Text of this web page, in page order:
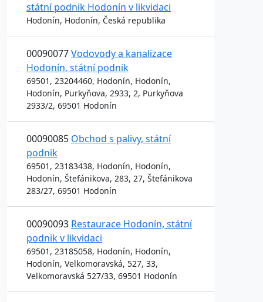
státní podnik Hodonín v likvidaci
Hodonín, Hodonín, Česká republika
00090077Vodovody a kanalizace
Hodonín, státní podnik
69501, 23204460, Hodonín, Hodonín,
Hodonín, Purkyňova, 2933, 2, Purkyňova
2933/2, 69501 Hodonín
00090085 Obchod s palivy, státní
podnik
69501, 23183438, Hodonín, Hodonín,
Hodonín, Štefánikova, 283, 27, Štefánikova
283/27, 69501 Hodonín
00090093 Restaurace Hodonín, státní
podnik v likvidaci
69501, 23185058, Hodonín, Hodonín,
Hodonín, Velkomoravská, 527, 33,
Velkomoravská 527/33, 69501 Hodonín